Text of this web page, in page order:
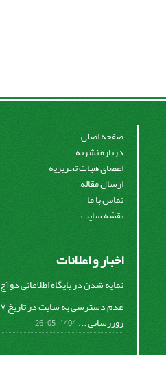
صفحه اصلی
درباره نشریه
اعضای هیات تحریریه
ارسال مقاله
تماس با ما
نقشه سایت
اخبار و اعلانات
نمایه شدن در پایگاه اطلاعاتی دوآج
روزرسانی ...1404-05-26